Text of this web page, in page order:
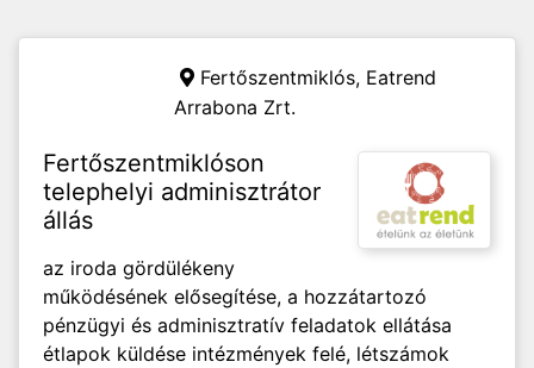
Fertőszentmiklós, Eatrend
Arrabona Zrt.
Fertőszentmiklóson
telephelyi adminisztrátor
állás
az iroda gördülékeny
működésének elősegítése, a hozzátartozó
pénzügyi és adminisztratív feladatok ellátása
étlapok küldése intézmények felé, létszámok